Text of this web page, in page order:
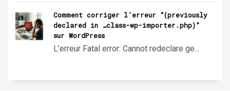
Comment corriger l’erreur “(previously
declared in …class-wp-importer.php)”
sur WordPress
L’erreur Fatal error: Cannot redeclare ge...